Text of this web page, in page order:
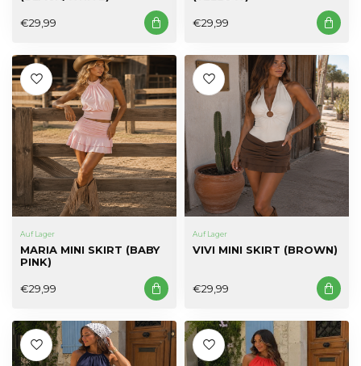
€29,99 €29,99
Auf Lager
MARIA MINI SKIRT (BABY
PINK)
€29,99
Auf Lager
VIVI MINI SKIRT (BROWN)
€29,99